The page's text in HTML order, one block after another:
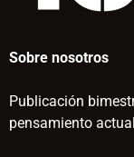
Sobre nosotros
Publicación
pensamiento